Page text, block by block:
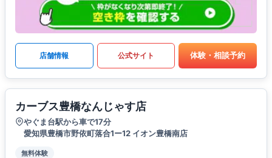
店舗情報 公式サイト 体験・相談予約
カーブス豊橋なんじゃす店
やぐま台駅から車で17分
愛知県豊橋市野依町落合1ー12 イオン豊橋南店
無料体験